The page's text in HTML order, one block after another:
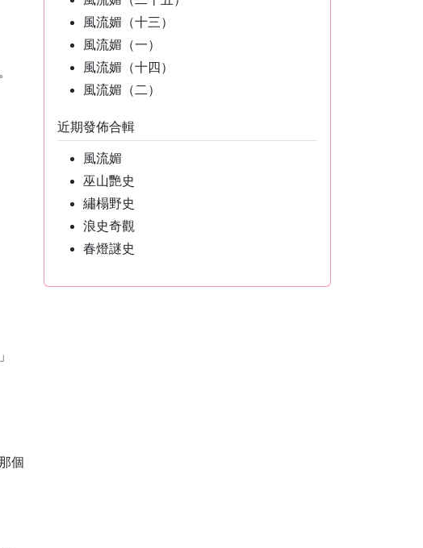
個
風流媚（十三）
風流媚（一）
風流媚（十四）
風流媚（二）
近期發佈合輯
風流媚
巫山艷史
繡榻野史
浪史奇觀
春燈謎史